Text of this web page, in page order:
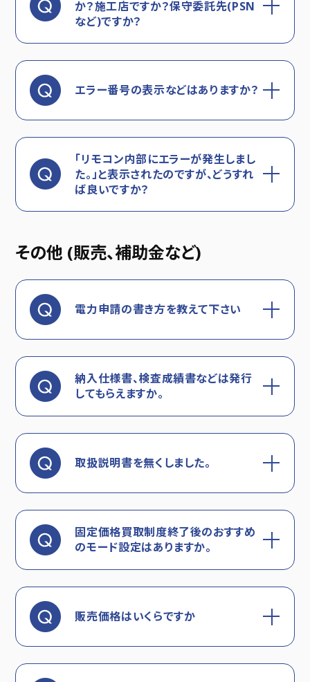
か？施工店ですか？保守委託先(PSN
など)ですか？
エラー番号の表示などはありますか？
「リモコン内部にエラーが発生しまし
た。」と表示されたのですが、どうすれ
ば良いですか？
その他 (販売、補助金など)
電力申請の書き方を教えて下さい
納入仕様書、検査成績書などは発行
してもらえますか。
取扱説明書を無くしました。
固定価格買取制度終了後のおすすめ
のモード設定はありますか。
販売価格はいくらですか